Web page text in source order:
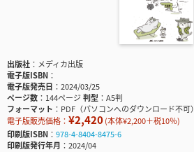
出版社
メディカ出版
電子版ISBN
電子版発売日
2024/03/25
ページ数
144ページ判型
A5判
フォーマット
PDF（パソコンへのダウンロード不可）
電子版販売価格： ¥2,420(本体¥2,200＋税10％)
印刷版ISBN
978-4-8404-8475-6
印刷版発行年月
2024/04